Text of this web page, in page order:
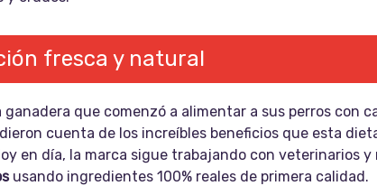
fresca y natural
que comenzó a alimentar a sus perros con
cuenta de los increíbles beneficios que esta
en día, la marca sigue trabajando con veterinarios
usando ingredientes 100% reales de primera calidad.